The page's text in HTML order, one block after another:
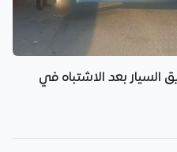
السيار بعد الاشتباه في